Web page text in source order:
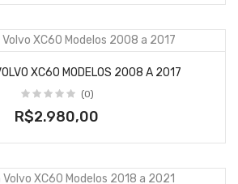
XC60 MODELOS 2008 A 2017
(0)
R$2.980,00